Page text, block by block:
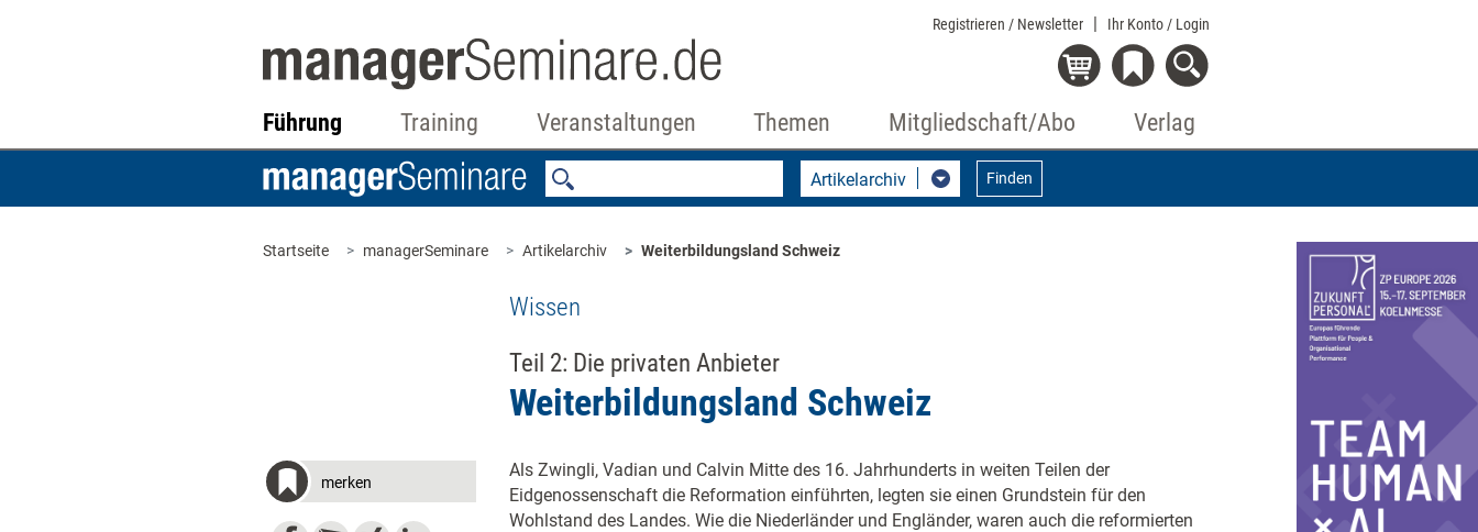
Registrieren / Newsletter Ihr Konto / Login
Führung Training Veranstaltungen Themen Mitgliedschaft/Abo Verlag
Artikelarchiv Finden
Startseite managerSeminare Artikelarchiv Weiterbildungsland Schweiz
Wissen
Teil 2: Die privaten Anbieter
Weiterbildungsland Schweiz
merken
Als Zwingli, Vadian und Calvin Mitte des 16. Jahrhunderts in weiten Teilen der
Eidgenossenschaft die Reformation einführten, legten sie einen Grundstein für den
Wohlstand des Landes. Wie die Niederländer und Engländer, waren auch die reformierten